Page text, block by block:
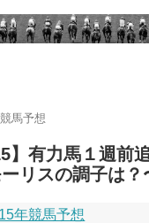
馬予想
】有力馬１週前
リスの調子は？
年競馬予想